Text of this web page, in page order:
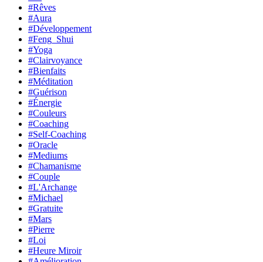
#Rêves
#Aura
#Développement
#Feng_Shui
#Yoga
#Clairvoyance
#Bienfaits
#Méditation
#Guérison
#Énergie
#Couleurs
#Coaching
#Self-Coaching
#Oracle
#Mediums
#Chamanisme
#Couple
#L'Archange
#Michael
#Gratuite
#Mars
#Pierre
#Loi
#Heure Miroir